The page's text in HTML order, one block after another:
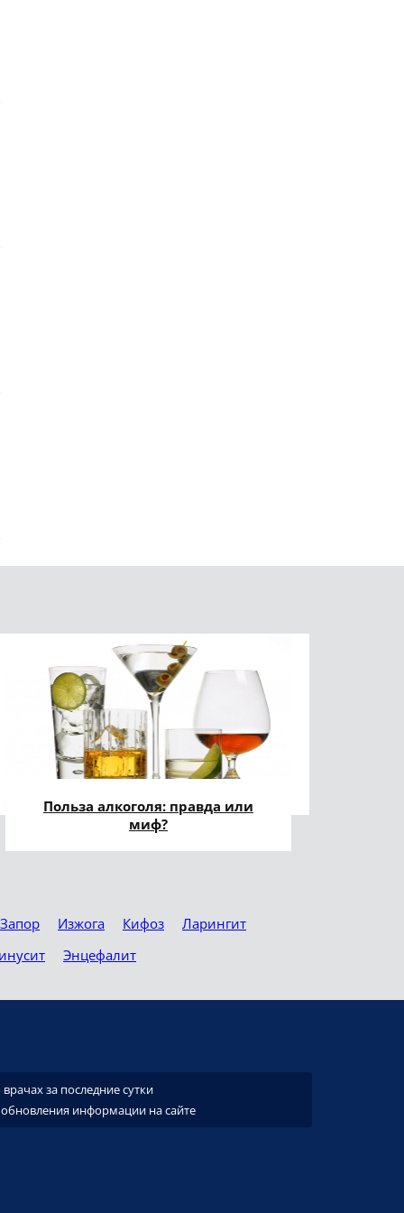
Польза алкоголя: правда или
миф?
Запор Изжога Кифоз
Ларингит
Энцефалит
за последние сутки
обновления информации на сайте